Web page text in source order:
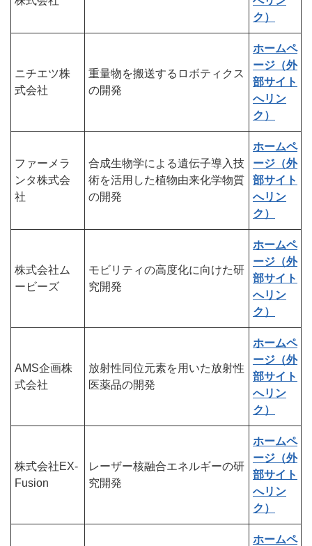
ク）
ニチエツ株
式会社
重量物を搬送するロボティクス
の開発
ホームペ
ージ（外
部サイト
へリン
ク）
ファーメラ
ンタ株式会
社
合成生物学による遺伝子導入技
術を活用した植物由来化学物質
の開発
ホームペ
ージ（外
部サイト
へリン
ク）
株式会社ム
ービーズ
モビリティの高度化に向けた研
究開発
ホームペ
ージ（外
部サイト
へリン
ク）
AMS企画株
式会社
放射性同位元素を用いた放射性
医薬品の開発
ホームペ
ージ（外
部サイト
へリン
ク）
株式会社EX-
Fusion
レーザー核融合エネルギーの研
究開発
ホームペ
ージ（外
部サイト
へリン
ク）
ホームペ